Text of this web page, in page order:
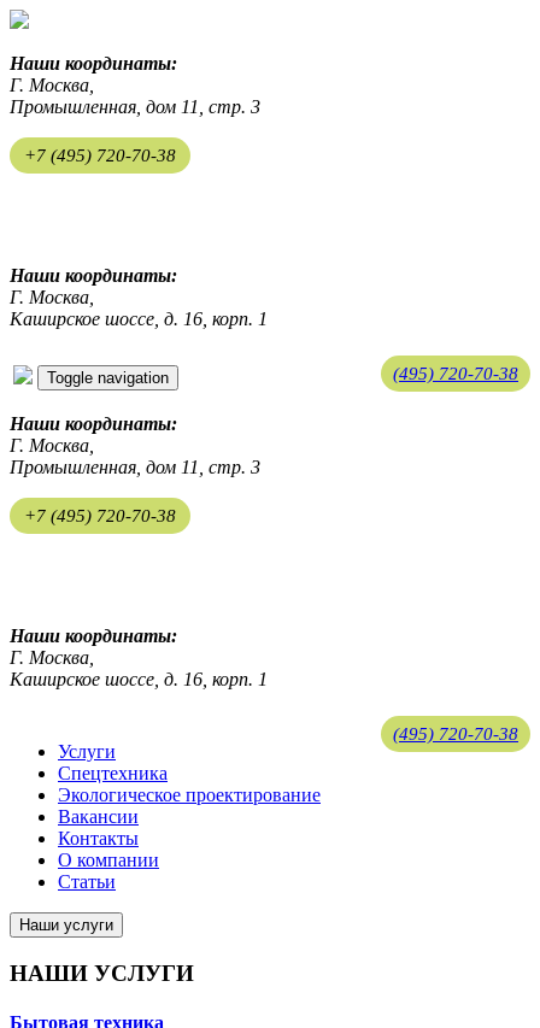
Наши координаты:
Г. Москва,
Промышленная, дом 11, стр. 3
+7 (495) 720-70-38
Наши координаты:
Г. Москва,
Каширское шоссе, д. 16, корп. 1
(495) 720-70-38
Toggle navigation
Наши координаты:
Г. Москва,
Промышленная, дом 11, стр. 3
+7 (495) 720-70-38
Наши координаты:
Г. Москва,
Каширское шоссе, д. 16, корп. 1
(495) 720-70-38
Услуги
Спецтехника
Экологическое проектирование
Вакансии
Контакты
О компании
Статьи
Наши услуги
НАШИ УСЛУГИ
Бытовая техника